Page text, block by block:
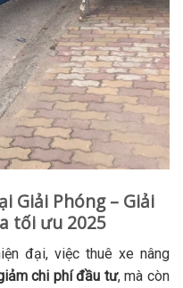
Giải Phóng – Giải
tối ưu 2025
đại, việc thuê xe nâng
chi phí đầu tư, mà còn